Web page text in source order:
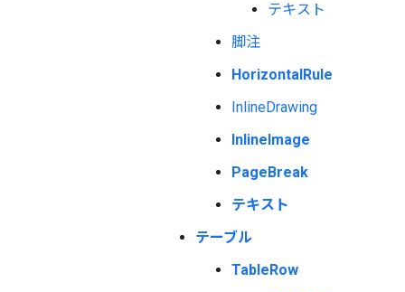
テキスト
脚注
HorizontalRule
InlineDrawing
InlineImage
PageBreak
テキスト
テーブル
TableRow